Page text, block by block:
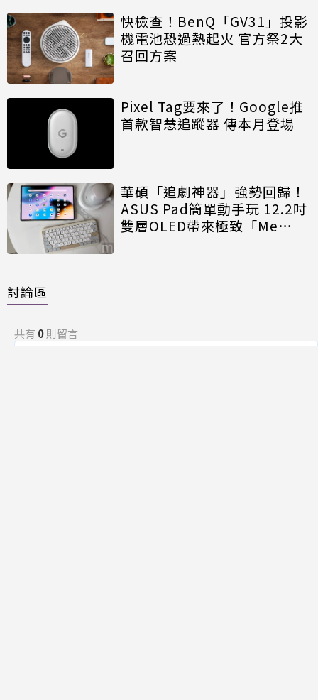
快檢查！BenQ「GV31」投影
機電池恐過熱起火 官方祭2大
召回方案
Pixel Tag要來了！Google推
首款智慧追蹤器 傳本月登場
華碩「追劇神器」強勢回歸！
ASUS Pad簡單動手玩 12.2吋
雙層OLED帶來極致「Me
討論區
共有 0則留言